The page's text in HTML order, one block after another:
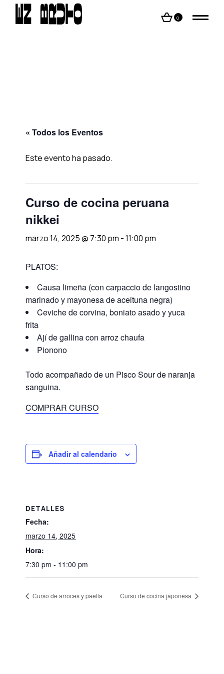
content
0
« Todos los Eventos
Este evento ha pasado.
Curso de cocina peruana
nikkei
marzo 14, 2025 @ 7:30 pm -11:00 pm
PLATOS:
Causa limeña (con carpaccio de langostino
marinado y mayonesa de aceituna negra)
Ceviche de corvina, boniato asado y yuca
frita
Ají de gallina con arroz chaufa
Pionono
Todo acompañado de un Pisco Sour de naranja
sanguina.
COMPRAR CURSO
Añadir al calendario
DETALLES
Fecha:
marzo 14, 2025
Hora:
7:30 pm - 11:00 pm
Curso de arroces y paella Curso de cocina japonesa